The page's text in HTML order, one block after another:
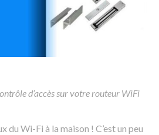
d’accès sur votre routeur WiFi
du Wi-Fi à la maison ! C’est un peu